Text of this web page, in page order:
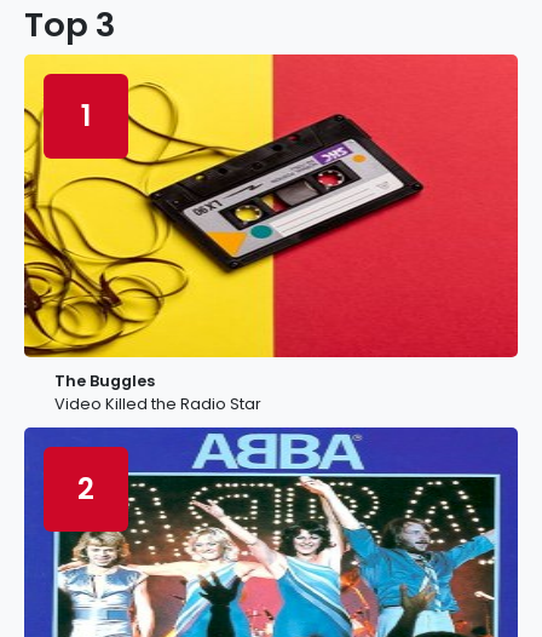
Top 3
1
The Buggles
Video Killed the Radio Star
2